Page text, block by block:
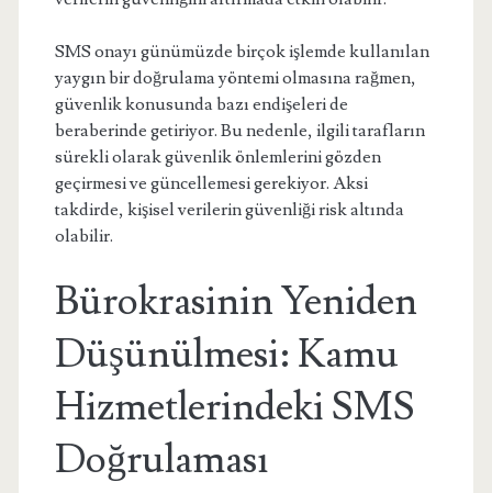
SMS onayı günümüzde birçok işlemde kullanılan
yaygın bir doğrulama yöntemi olmasına rağmen,
güvenlik konusunda bazı endişeleri de
beraberinde getiriyor. Bu nedenle, ilgili tarafların
sürekli olarak güvenlik önlemlerini gözden
geçirmesi ve güncellemesi gerekiyor. Aksi
takdirde, kişisel verilerin güvenliği risk altında
olabilir.
Bürokrasinin Yeniden
Düşünülmesi: Kamu
Hizmetlerindeki SMS
Doğrulaması